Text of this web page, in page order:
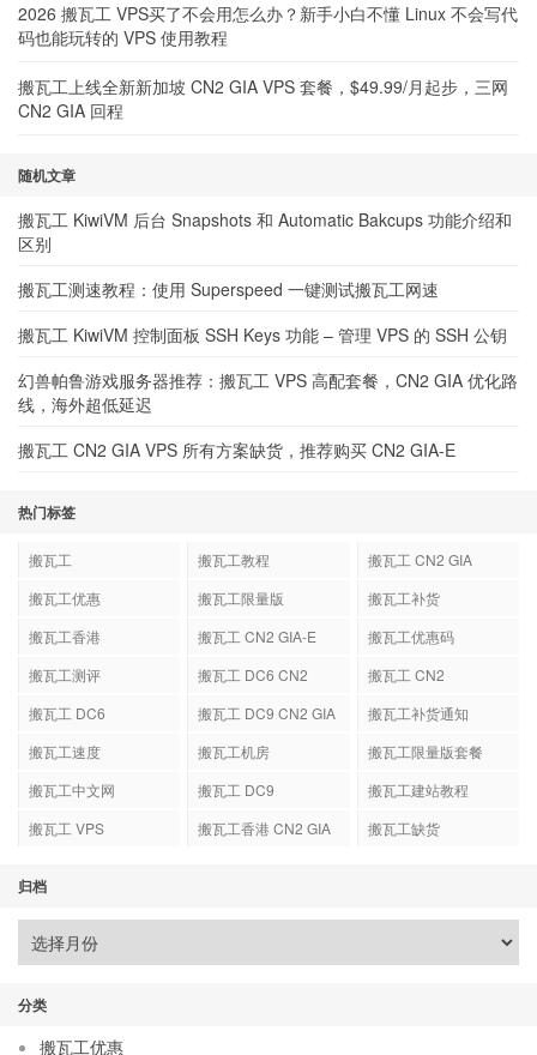
2026 搬瓦工 VPS买了不会用怎么办？新手小白不懂 Linux 不会写代
码也能玩转的 VPS 使用教程
搬瓦工上线全新新加坡 CN2 GIA VPS 套餐，$49.99/月起步，三网
CN2 GIA 回程
随机文章
搬瓦工 KiwiVM 后台 Snapshots 和 Automatic Bakcups 功能介绍和
区别
搬瓦工测速教程：使用 Superspeed 一键测试搬瓦工网速
搬瓦工 KiwiVM 控制面板 SSH Keys 功能 – 管理 VPS 的 SSH 公钥
幻兽帕鲁游戏服务器推荐：搬瓦工 VPS 高配套餐，CN2 GIA 优化路
线，海外超低延迟
搬瓦工 CN2 GIA VPS 所有方案缺货，推荐购买 CN2 GIA-E
热门标签
搬瓦工 搬瓦工教程
搬瓦工 CN2 GIA
搬瓦工优惠
搬瓦工限量版
搬瓦工补货
搬瓦工香港
搬瓦工 CN2 GIA-E
搬瓦工优惠码
搬瓦工测评
搬瓦工 DC6 CN2
搬瓦工 CN2
搬瓦工 DC6
搬瓦工 DC9 CN2 GIA
搬瓦工补货通知
搬瓦工速度
搬瓦工机房
搬瓦工限量版套餐
搬瓦工中文网
搬瓦工 DC9
搬瓦工建站教程
搬瓦工 VPS
搬瓦工香港 CN2 GIA 搬瓦工缺货
归档
分类
搬瓦工优惠